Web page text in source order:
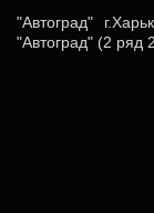
"Автоград"
"Автоград" (2 ряд